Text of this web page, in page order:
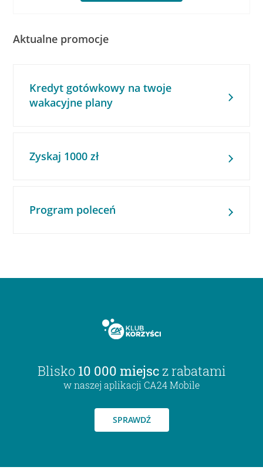
Aktualne promocje
Kredyt gotówkowy na twoje
wakacyjne plany
Zyskaj 1000 zł
Program poleceń
Blisko 10 000 miejsc z rabatami
w naszej aplikacji CA24 Mobile
SPRAWDŹ